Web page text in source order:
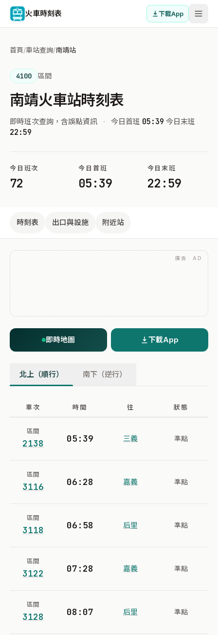
火車時刻表 下載App
首頁/車站查詢/南靖站
4100 區間
南靖火車站時刻表
即時班次查詢，含誤點資訊 · 今日首班 05:39 今日末班
22:59
今日班次
72
今日首班
05:39
今日末班
22:59
時刻表 出口與設施 附近站
廣告 · AD
即時地圖 下載App
北上（順行） 南下（逆行）
車次 時間 往 狀態
區間
2138 05:39 三義 準點
區間
3116 06:28 嘉義 準點
區間
3118 06:58 后里 準點
區間
3122 07:28 嘉義 準點
區間
3128 08:07 后里 準點